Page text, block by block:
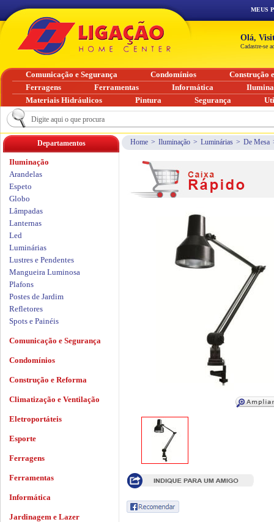
Home > Iluminação > Luminárias > De Mesa
Departamentos
Iluminação
Arandelas
Espeto
Globo
Lâmpadas
Lanternas
Led
Luminárias
Lustres e Pendentes
Mangueira Luminosa
Plafons
Postes de Jardim
Refletores
Spots e Painéis
Comunicação e Segurança
Condomínios
Construção e Reforma
Climatização e Ventilação
Eletroportáteis
Esporte
Ferragens
Ferramentas
Informática
Jardinagem e Lazer
MEUS
Olá,
Cadastre-se
Comunicação e Segurança Condomínios
Construção
Ferragens
Ferramentas Informática
Materiais Hidráulicos
Pintura Segurança